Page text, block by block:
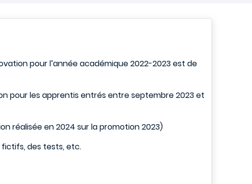
pour l’année académique 2022-2023 est de
pour les apprentis entrés entre septembre 2023 et
réalisée en 2024 sur la promotion 2023)
des tests, etc.